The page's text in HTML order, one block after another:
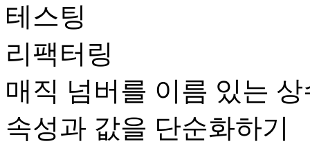
테스팅
리팩터링
매직 넘버를 이름 있는
속성과 값을 단순화하기